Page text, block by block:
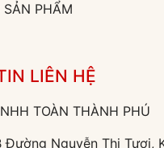
PHẨM
LIÊN HỆ
TOÀN THÀNH PHÚ
Nguyễn Thị Tươi,